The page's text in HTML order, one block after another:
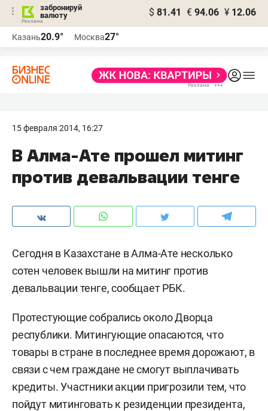
забронируй
валюту
$ 81.41 € 94.06 ¥ 12.06
Казань20.9° Москва27°
15 февраля 2014, 16:27
В Алма-Ате прошел митинг
против девальвации тенге
Сегодня в Казахстане в Алма-Ате несколько
сотен человек вышли на митинг против
девальвации тенге, сообщает РБК.
Протестующие собрались около Дворца
республики. Митингующие опасаются, что
товары в стране в последнее время дорожают, в
связи с чем граждане не смогут выплачивать
кредиты. Участники акции пригрозили тем, что
пойдут митинговать к резиденции президента,